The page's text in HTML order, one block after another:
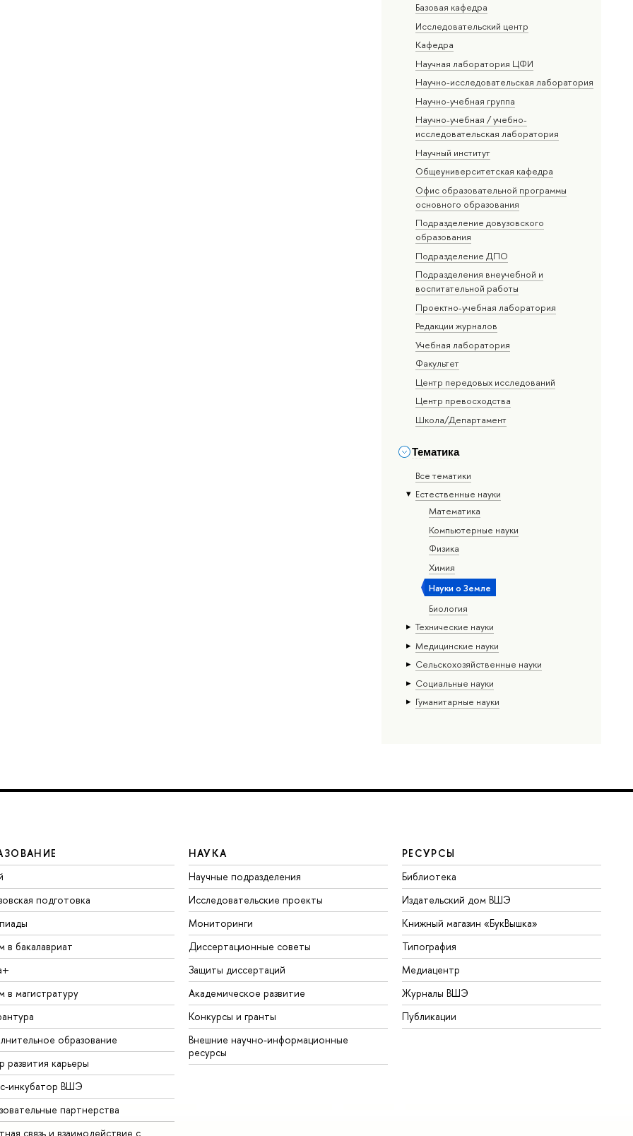
Базовая кафедра
Исследовательский центр
Кафедра
Научная лаборатория ЦФИ
Научно-исследовательская лаборатория
Научно-учебная группа
Научно-учебная / учебно-
исследовательская лаборатория
Научный институт
Общеуниверситетская кафедра
Офис образовательной программы
основного образования
Подразделение довузовского
образования
Подразделение ДПО
Подразделения внеучебной и
воспитательной работы
Проектно-учебная лаборатория
Редакции журналов
Учебная лаборатория
Факультет
Центр передовых исследований
Центр превосходства
Школа/Департамент
Тематика
Все тематики
Естественные науки
Математика
Компьютерные науки
Физика
Химия
Науки о Земле
Биология
Тех­ничес­кие науки
Медицинские науки
Сельскохозяйственные науки
Социальные науки
Гуманитарные науки
подготовка
в бакалавриат
в магистратуру
образование
развития карьеры
инкубатор ВШЭ
партнерства
связь и взаимодействие с
НАУКА
Научные подразделения
Исследовательские проекты
Мониторинги
Диссертационные советы
Защиты диссертаций
Академическое развитие
Конкурсы и гранты
Внешние научно-информационные
ресурсы
РЕСУРСЫ
Библиотека
Издательский дом ВШЭ
Книжный магазин «БукВышка»
Типография
Медиацентр
Журналы ВШЭ
Публикации